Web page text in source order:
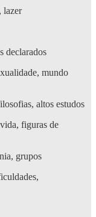
lazer
declarados
mundo
altos estudos
figuras de
grupos